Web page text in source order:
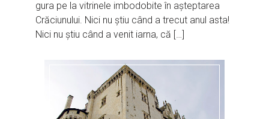
gura pe la vitrinele imbodobite în așteptarea
Crăciunului. Nici nu știu când a trecut anul asta!
Nici nu știu când a venit iarna, că […]